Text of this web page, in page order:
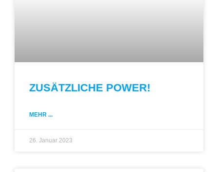
ZUSÄTZLICHE POWER!
MEHR ...
26. Januar 2023